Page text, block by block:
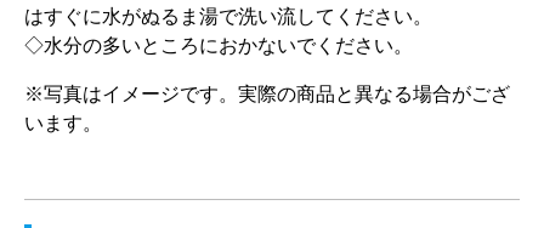
はすぐに水がぬるま湯で洗い流してください。
◇水分の多いところにおかないでください。
※写真はイメージです。実際の商品と異なる場合がござ
います。